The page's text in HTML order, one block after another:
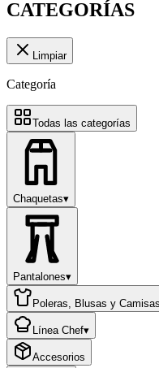
CATEGORÍAS
Limpiar
Categoría
Todas las categorías
Chaquetas▾
Pantalones▾
Poleras, Blusas y Camisas
Línea Chef▾
Accesorios